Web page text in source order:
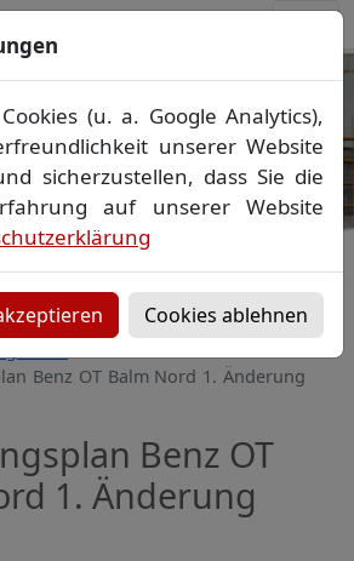
in
Vorpommern
Ihr Grundstück
▪Bauvermessung ▪
▪Amtliche Auskünfte und
Benz OT Balm Nord 1. Änderung
Benz OT
1. Änderung
(u. a. Google Analytics),
unserer Website
sicherzustellen, dass Sie die
auf unserer Website
Cookies ablehnen